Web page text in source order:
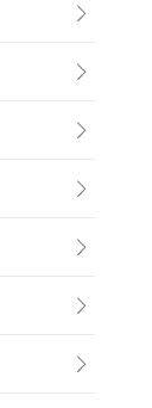






